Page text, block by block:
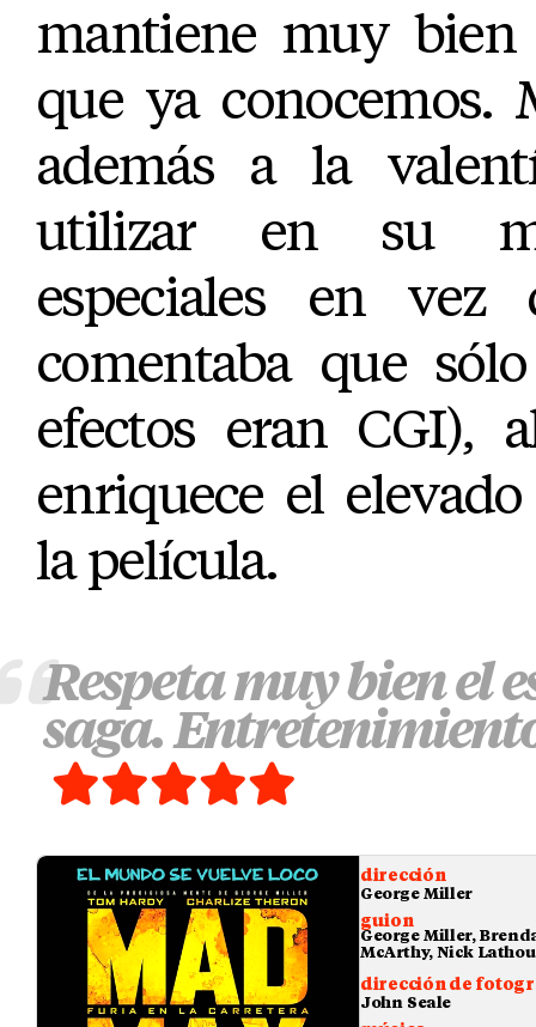
mantiene muy bien
que ya conocemos.
además a la
utilizar en su
especiales en vez
comentaba que
efectos eran CGI),
enriquece el
la película.
Respeta muy bien el
saga.
dirección
George Miller
guion
George Miller,
McArthy, Nick
dirección de
John Seale